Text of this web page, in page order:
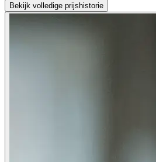
Bekijk volledige prijshistorie